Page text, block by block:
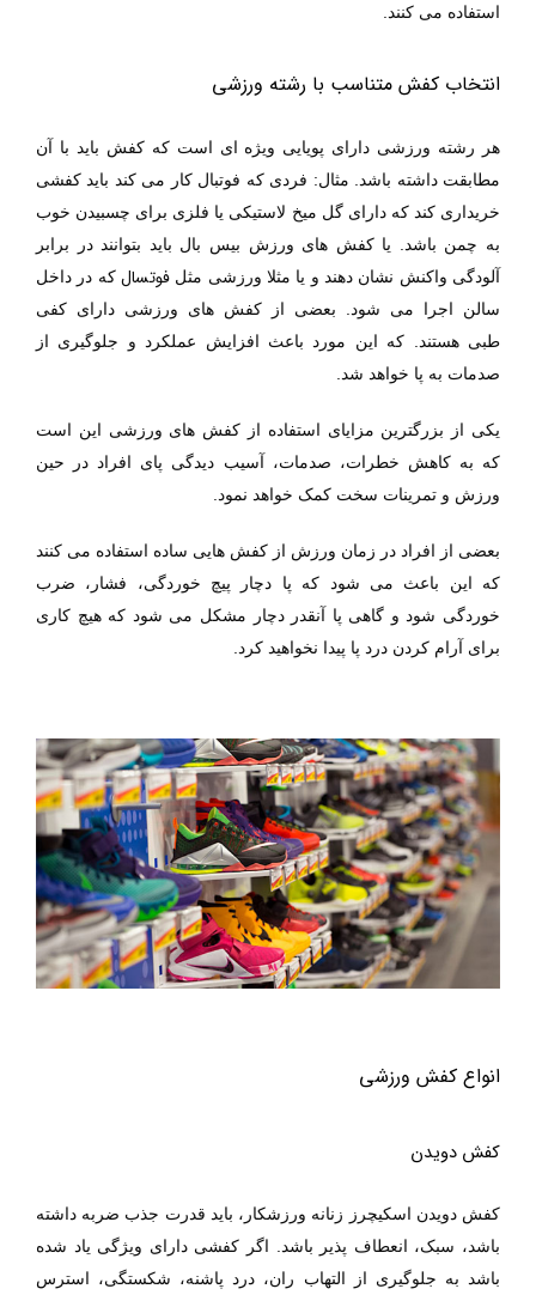
استفاده می کنند.
انتخاب کفش متناسب با رشته ورزشی
هر رشته ورزشی دارای پویایی ویژه ای است که کفش باید با آن
مطابقت داشته باشد. مثال: فردی که فوتبال کار می کند باید کفشی
خریداری کند که دارای گل میخ لاستیکی یا فلزی برای چسبیدن خوب
به چمن باشد. یا کفش های ورزش بیس بال باید بتوانند در برابر
آلودگی واکنش نشان دهند و یا مثلا ورزشی مثل فوتسال که در داخل
سالن اجرا می شود. بعضی از کفش های ورزشی دارای کفی
طبی هستند. که این مورد باعث افزایش عملکرد و جلوگیری از
صدمات به پا خواهد شد.
یکی از بزرگترین مزایای استفاده از کفش های ورزشی این است
که به کاهش خطرات، صدمات، آسیب دیدگی پای افراد در حین
ورزش و تمرینات سخت کمک خواهد نمود.
بعضی از افراد در زمان ورزش از کفش هایی ساده استفاده می کنند
که این باعث می شود که پا دچار پیچ خوردگی، فشار، ضرب
خوردگی شود و گاهی پا آنقدر دچار مشکل می شود که هیچ کاری
برای آرام کردن درد پا پیدا نخواهید کرد.
انواع کفش ورزشی
کفش دویدن
کفش دویدن اسکیچرز زنانه ورزشکار، باید قدرت جذب ضربه داشته
باشد، سبک، انعطاف پذیر باشد. اگر کفشی دارای ویژگی یاد شده
باشد به جلوگیری از التهاب ران، درد پاشنه، شکستگی، استرس